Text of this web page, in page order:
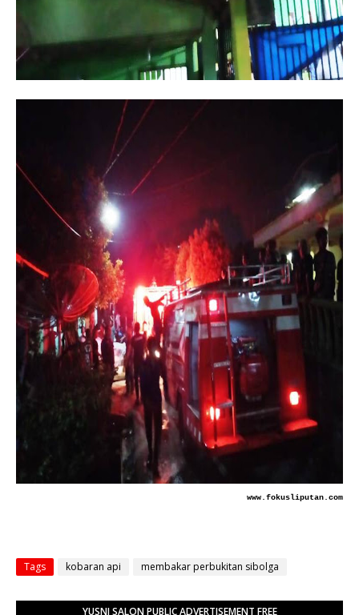
www.fokusliputan.com
Tags kobaran api membakar perbukitan sibolga
YUSNI SALON PUBLIC ADVERTISEMENT FREE